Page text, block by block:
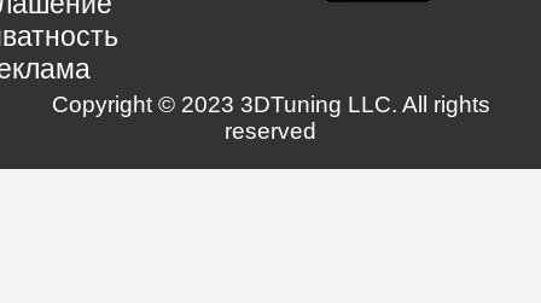
Copyright © 2023 3DTuning LLC. All rights
reserved